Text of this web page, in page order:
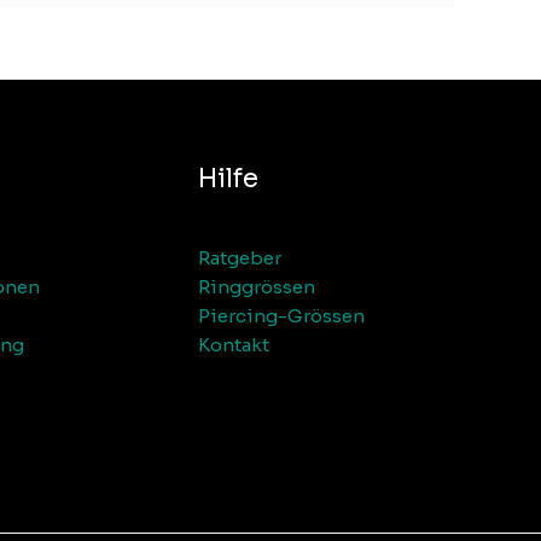
Hilfe
Ratgeber
Ringgrössen
Piercing-Grössen
Kontakt